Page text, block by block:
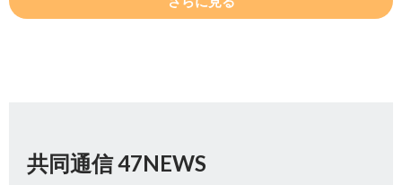
共同通信 47NEWS